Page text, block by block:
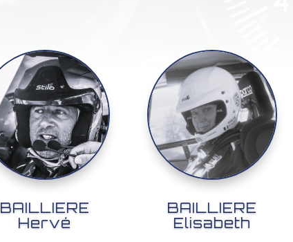
BAILLIERE
Hervé
BAILLIERE
Elisabeth